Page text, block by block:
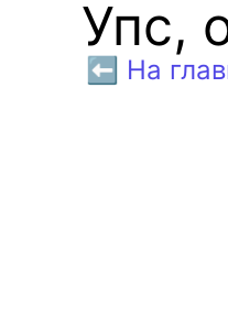
Упс,
⬅️ На